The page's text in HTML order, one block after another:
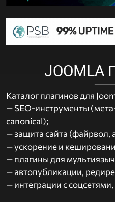
Каталог плагинов для
— SEO-инструменты
canonical);
— защита сайта (файрвол,
— ускорение и
— плагины для
— автопубликации,
— интеграции с